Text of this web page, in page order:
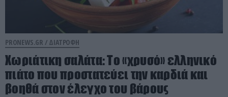
PRONEWS.GR / ΔΙΑΤΡΟΦΗ
Χωριάτικη σαλάτα: Το «χρυσό» ελληνικό
πιάτο που προστατεύει την καρδιά και
βοηθά στον έλεγχο του βάρους